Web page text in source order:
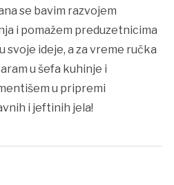
se bavim razvojem
i pomažem preduzetnicima
svoje ideje, a za vreme ručka
u šefa kuhinje i
u pripremi
i jeftinih jela!